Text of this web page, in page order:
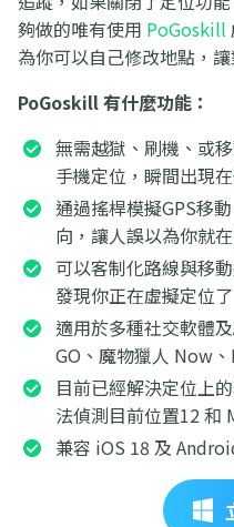
夠做的唯有使用 PoGoskill
為你可以自己修改地點，
PoGoskill 有什麼功能：
無需越獄、刷機、或
手機定位，瞬間出現
通過搖桿模擬GPS移
向，讓人誤以為你就
可以客制化路線與移
發現你正在虛擬定位了
適用於多種社交軟體
GO、魔物獵人 Now
目前已經解決定位上
法偵測目前位置12 和
兼容 iOS 18 及